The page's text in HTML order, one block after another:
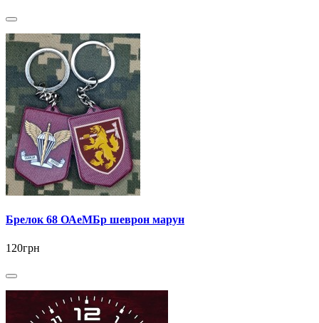
Брелок 68 ОАеМБр шеврон марун
120грн